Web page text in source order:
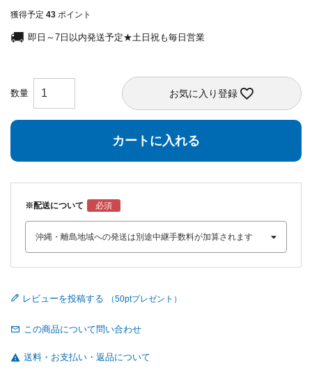
獲得予定 43 ポイント
即日～7日以内発送予定★土日祝も毎日営業
お気に入り登録
カートに入れる
※配送について
レビューを投稿する
この商品について問い合わせ
送料・お支払い・返品について